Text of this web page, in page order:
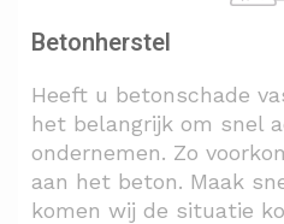
Betonherstel
Heeft u betonschade
het belangrijk om snel
ondernemen. Zo
aan het beton. Maak
komen wij de situatie